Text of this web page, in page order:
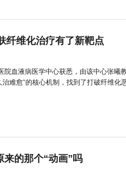
纤维化治疗有了新靶点
院血液病医学中心获悉，由该中心张
难愈”的核心机制，找到了打破纤维化
来的那个“动画”吗